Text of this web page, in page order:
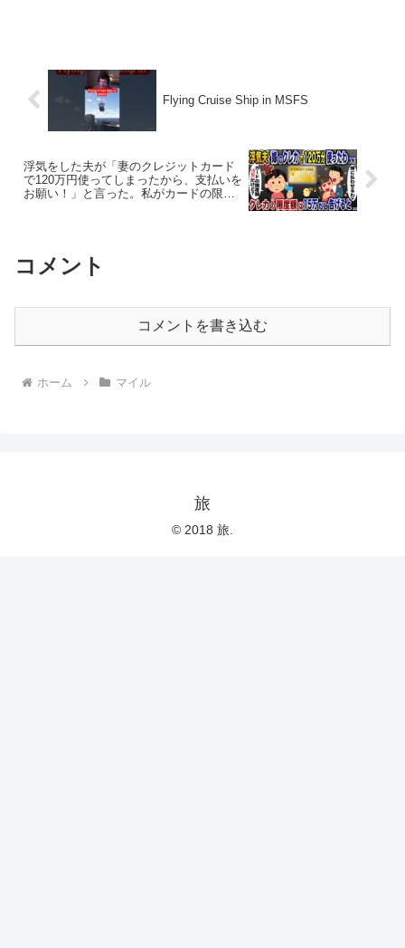
Flying Cruise Ship in MSFS
浮気をした夫が「妻のクレジットカード
で120万円使ってしまったから、支払いを
お願い！」と言った。私がカードの限度
コメント
コメントを書き込む
ホーム マイル
旅
© 2018 旅.